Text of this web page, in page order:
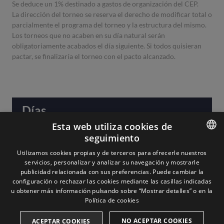
Se deduce un 1% destinado a gastos de organización del CEP.
La dirección del torneo se reserva el derecho de modificar total o
parcialmente el programa del torneo y la estructura del mismo.
Los torneos que no acaben en su día natural serán
obligatoriamente acabados el día siguiente. Si todos quisieran
pactar, se finalizaría el torneo con el pacto alcanzado.
Días
Cookies
ENGLISH
Esta web utiliza cookies de
seguimiento
Utilizamos cookies propias y de terceros para ofrecerle nuestros
servicios, personalizar y analizar su navegación y mostrarle
publicidad relacionada con sus preferencias. Puede cambiar la
configuración o rechazar las cookies mediante las casillas indicadas
u obtener más información pulsando sobre “Mostrar detalles” o en la
Política de cookies
ACEPTAR COOKIES NO ACEPTAR COOKIES